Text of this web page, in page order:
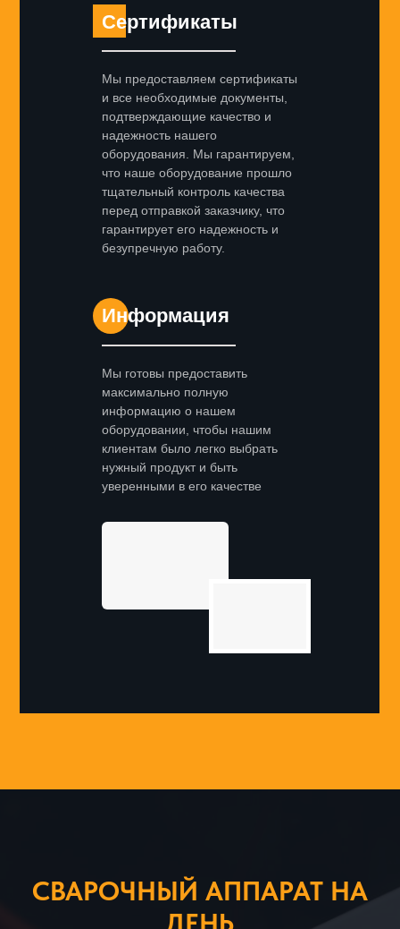
Мы предоставляем сертификаты
и все необходимые документы,
подтверждающие качество и
надежность нашего
оборудования. Мы гарантируем,
что наше оборудование прошло
тщательный контроль качества
перед отправкой заказчику, что
гарантирует его надежность и
безупречную работу.
Мы готовы предоставить
максимально полную
информацию о нашем
оборудовании, чтобы нашим
клиентам было легко выбрать
нужный продукт и быть
уверенными в его качестве
Сертификаты
Информация
СВАРОЧНЫЙ АППАРАТ НА